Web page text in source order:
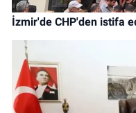
İzmir'de CHP'den istifa